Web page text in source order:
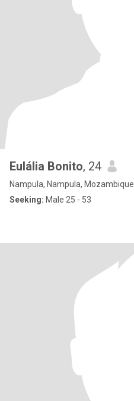
Eulália Bonito, 24
Nampula, Nampula, Mozambique
Seeking: Male 25 - 53